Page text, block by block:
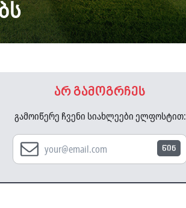
არ გამოგრჩეს
გამოიწერე ჩვენი სიახლეები ელფოსტით:
წინ